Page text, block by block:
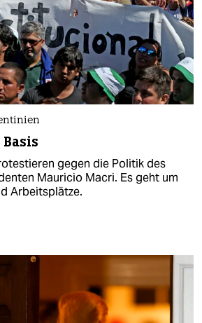
gegen die Politik des
Mauricio Macri. Es geht um
Arbeitsplätze.